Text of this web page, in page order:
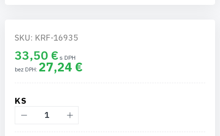
SKU: KRF-16935
33,50 €
27,24 €
KS